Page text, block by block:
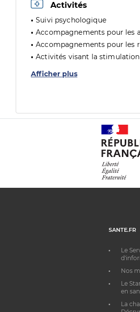
Activités
Suivi psychologique
Accompagnements pour les
Accompagnements pour les
Activités visant la
Afficher plus
SANTE.FR
Le
Nos
Le
en
La